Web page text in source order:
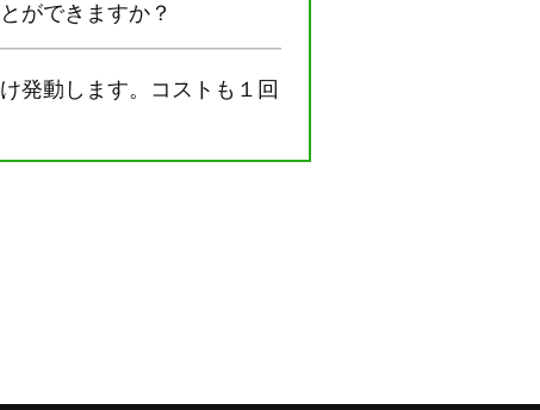
ができますか？
発動します。コストも１回